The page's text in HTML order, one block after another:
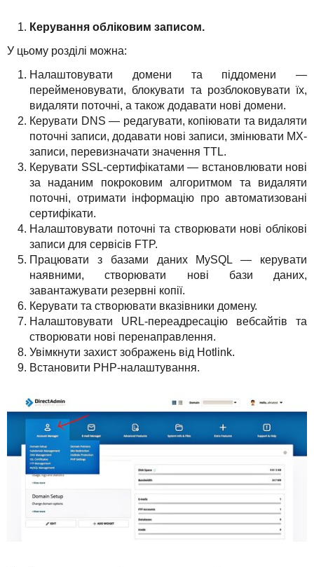
Керування обліковим записом.
У цьому розділі можна:
Налаштовувати домени та піддомени —
перейменовувати, блокувати та розблоковувати їх,
видаляти поточні, а також додавати нові домени.
Керувати DNS — редагувати, копіювати та видаляти
поточні записи, додавати нові записи, змінювати MX-
записи, перевизначати значення TTL.
Керувати SSL-сертифікатами — встановлювати нові
за наданим покроковим алгоритмом та видаляти
поточні, отримати інформацію про автоматизовані
сертифікати.
Налаштовувати поточні та створювати нові облікові
записи для сервісів FTP.
Працювати з базами даних MySQL — керувати
наявними, створювати нові бази даних,
завантажувати резервні копії.
Керувати та створювати вказівники домену.
Налаштовувати URL-переадресацію вебсайтів та
створювати нові перенаправлення.
Увімкнути захист зображень від Hotlink.
Встановити PHP-налаштування.